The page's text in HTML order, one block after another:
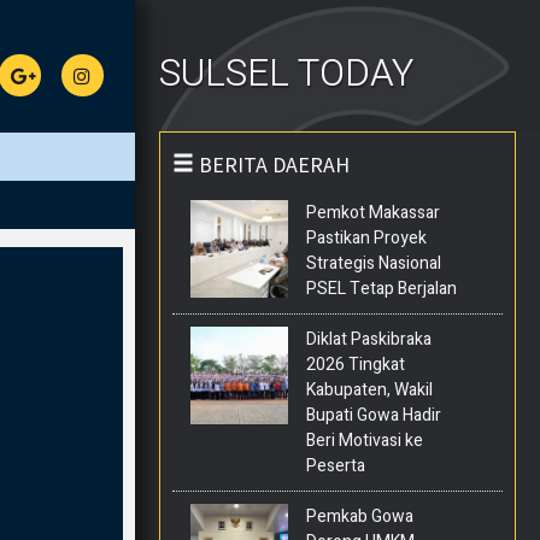
SULSEL TODAY
BERITA DAERAH
Pemkot Makassar
Pastikan Proyek
Strategis Nasional
PSEL Tetap Berjalan
Diklat Paskibraka
2026 Tingkat
Kabupaten, Wakil
Bupati Gowa Hadir
Beri Motivasi ke
Peserta
Pemkab Gowa